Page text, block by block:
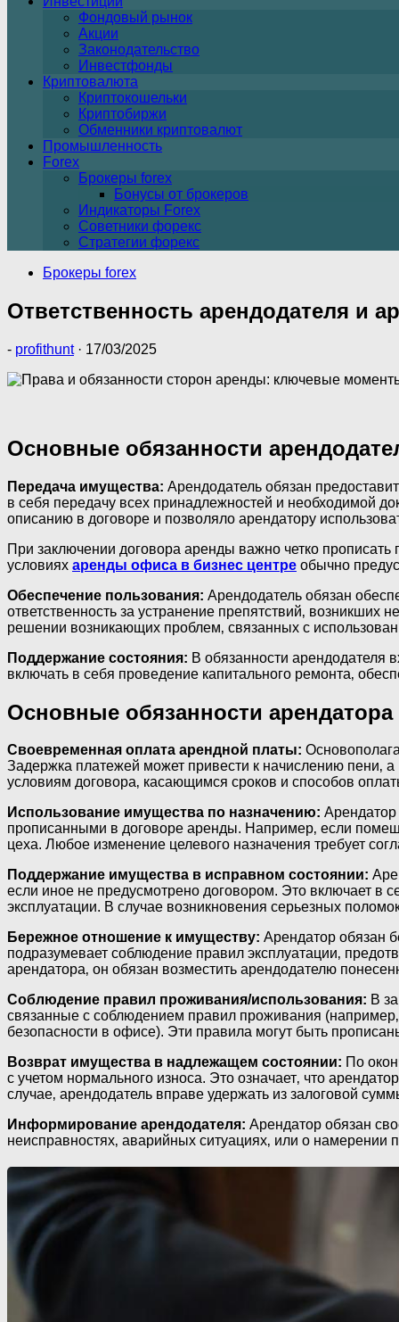
Фондовый рынок
Акции
Законодательство
Инвестфонды
Криптовалюта
Криптокошельки
Криптобиржи
Обменники криптовалют
Промышленность
Forex
Брокеры forex
Бонусы от брокеров
Индикаторы Forex
Советники форекс
Стратегии форекс
Брокеры forex
Ответственность арендодателя и
- profithunt · 17/03/2025
Основные обязанности
Передача имущества: Арендодатель обязан
в себя передачу всех принадлежностей и необходимой
описанию в договоре и позволяло арендатору
При заключении договора аренды важно четко
условиях аренды офиса в бизнес центре обычно
Обеспечение пользования: Арендодатель обязан
ответственность за устранение препятствий‚
решении возникающих проблем‚ связанных с
Поддержание состояния: В обязанности арендодателя
включать в себя проведение капитального ремонта‚
Основные обязанности арендатора
Своевременная оплата арендной платы:
Задержка платежей может привести к начислению пени‚
условиям договора‚ касающимся сроков и способов
Использование имущества по назначению: Арендатор
прописанными в договоре аренды. Например‚ если
цеха. Любое изменение целевого назначения требует
Поддержание имущества в исправном состоянии:
если иное не предусмотрено договором. Это включает в
эксплуатации. В случае возникновения серьезных
Бережное отношение к имуществу: Арендатор обязан
подразумевает соблюдение правил эксплуатации‚
арендатора‚ он обязан возместить арендодателю
Соблюдение правил проживания/использования: В
связанные с соблюдением правил проживания
безопасности в офисе). Эти правила могут быть
Возврат имущества в надлежащем состоянии: По
с учетом нормального износа. Это означает‚ что
случае‚ арендодатель вправе удержать из залоговой
Информирование арендодателя: Арендатор обязан
неисправностях‚ аварийных ситуациях‚ или о